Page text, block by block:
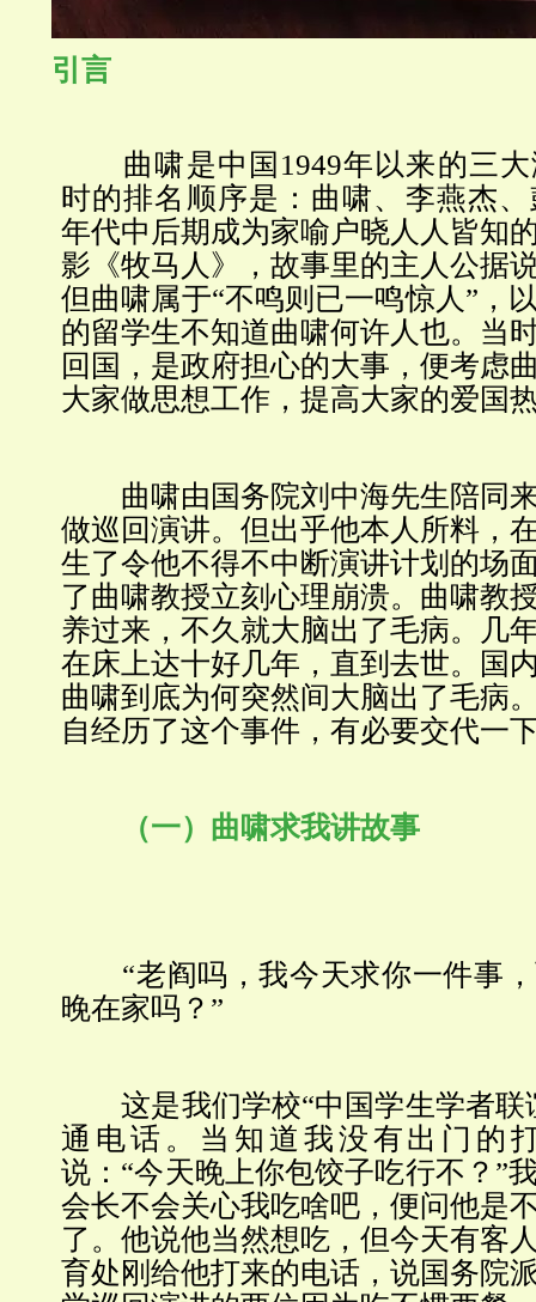
引言
曲啸是中国1949年以来的三大
时的排名顺序是：曲啸、李燕杰
年代中后期成为家喻户晓人人皆知
影《牧马人》，故事里的主人公据
但曲啸属于“不鸣则已一鸣惊人”，
的留学生不知道曲啸何许人也。当
回国，是政府担心的大事，便考虑
大家做思想工作，提高大家的爱国
曲啸由国务院刘中海先生陪同来
做巡回演讲。但出乎他本人所料，
生了令他不得不中断演讲计划的场
了曲啸教授立刻心理崩溃。曲啸教
养过来，不久就大脑出了毛病。几
在床上达十好几年，直到去世。国
曲啸到底为何突然间大脑出了毛病
自经历了这个事件，有必要交代一
（一）曲啸求我讲故事
“老阎吗，我今天求你一件事，
晚在家吗？”
这是我们学校“中国学生学者联
通电话。当知道我没有出门的
说：“今天晚上你包饺子吃行不？”
会长不会关心我吃啥吧，便问他是
了。他说他当然想吃，但今天有客
育处刚给他打来的电话，说国务院